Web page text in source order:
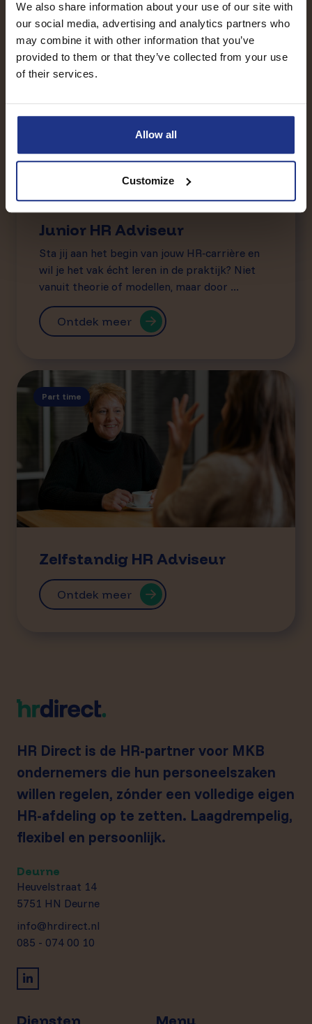
We also share information about your use of our site with
our social media, advertising and analytics partners who
may combine it with other information that you’ve
provided to them or that they’ve collected from your use
of their services.
Allow all
Customize
Junior HR Adviseur
Sta jij aan het begin van jouw HR‑carrière en
wil je het vak écht leren in de praktijk? Niet
vanuit theorie of modellen, maar door ...
Ontdek meer
Part time
Zelfstandig HR Adviseur
Ontdek meer
HR Direct is de HR-partner voor MKB
ondernemers die hun personeelszaken
willen regelen, zónder een volledige eigen
HR-afdeling op te zetten. Laagdrempelig,
flexibel en persoonlijk.
Deurne
Heuvelstraat 14
5751 HN Deurne
info@hrdirect.nl
085 - 074 00 10
Diensten Menu